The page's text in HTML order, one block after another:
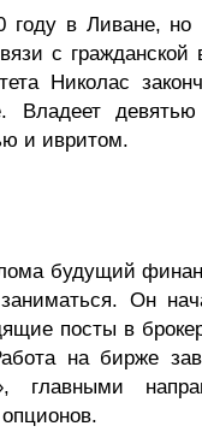
году в Ливане,
с гражданской
Николас
Владеет
и ивритом.
будущий
Он
посты в
на бирже
главными